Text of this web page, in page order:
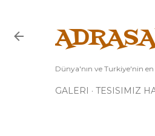
Dünya'nın ve Turkiye'nin
GALERI TESISIMIZ